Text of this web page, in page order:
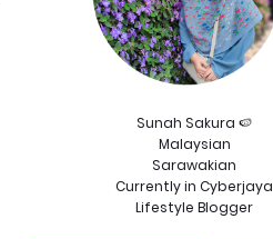
Sunah Sakura 🍉
Malaysian
Sarawakian
Currently in Cyberjaya
Lifestyle Blogger